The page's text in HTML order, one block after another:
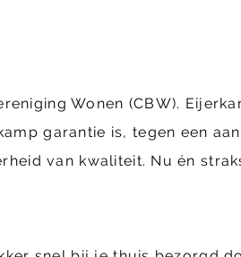
Wonen (CBW).
garantie is, tegen een
van kwaliteit. Nu én